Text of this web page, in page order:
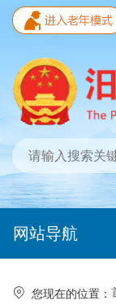
网站导航
您现在的位置：